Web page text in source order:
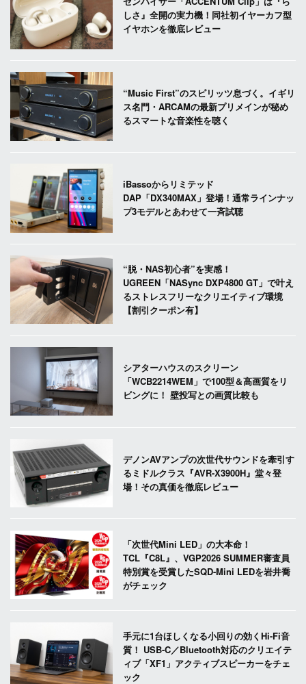
しさ』全開の実力機！同社初イヤーカフ型
イヤホンを徹底レビュー
“Music First”のスピリッツ息づく。イギリ
ス名門・ARCAMの最新プリメインが秘め
るスマートな音楽性を聴く
iBassoからリミテッド
DAP「DX340MAX」登場！通常ラインナッ
プ3モデルとあわせて一斉試聴
“脱・NAS初心者”を実感！
UGREEN「NASync DXP4800 GT」で叶え
るストレスフリーなクリエイティブ環境
【割引クーポン有】
シアターハウスのスクリーン
「WCB2214WEM」で100型＆高画質をリ
ビングに！ 壁投写との画質比較も
デノンAVアンプの次世代サウンドを牽引す
るミドルクラス『AVR-X3900H』堂々登
場！その真価を徹底レビュー
「次世代Mini LED」の大本命！
TCL『C8L』、VGP2026 SUMMER審査員
特別賞を受賞したSQD-Mini LEDを岩井喬
がチェック
手元に1台ほしくなる小回りの効くHi-Fi音
質！ USB-C／Bluetooth対応のクリエイテ
ィブ「XF1」アクティブスピーカーをチェ
ック